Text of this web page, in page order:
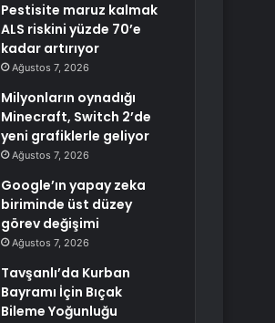
Pestisite maruz kalmak
ALS riskini yüzde 70’e
kadar artırıyor
Ağustos 7, 2026
Milyonların oynadığı
Minecraft, Switch 2’de
yeni grafiklerle geliyor
Ağustos 7, 2026
Google’ın yapay zeka
biriminde üst düzey
görev değişimi
Ağustos 7, 2026
Tavşanlı’da Kurban
Bayramı İçin Bıçak
Bileme Yoğunluğu